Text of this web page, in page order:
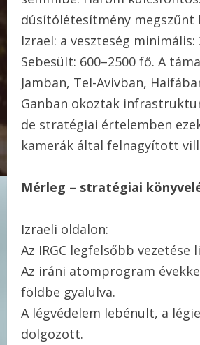
dúsítólétesítmény megszűnt
Izrael: a veszteség
Sebesült: 600–2500 fő. A
Jamban, Tel-Avivban,
Ganban okoztak
de stratégiai értelemben
kamerák által felnagyított
Mérleg – stratégiai
Izraeli oldalon:
Az IRGC legfelsőbb vezetése
Az iráni atomprogram
földbe gyalulva.
A légvédelem lebénult, a
dolgozott.